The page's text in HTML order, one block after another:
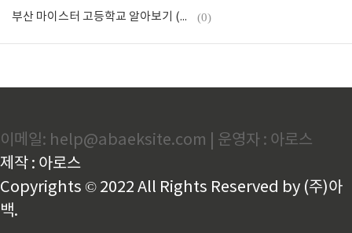
부산 마이스터 고등학교 알아보기 (2025년) (0)
이메일: help@abaeksite.com | 운영자 : 아로스
제작 : 아로스
Copyrights © 2022 All Rights Reserved by (주)아
백.